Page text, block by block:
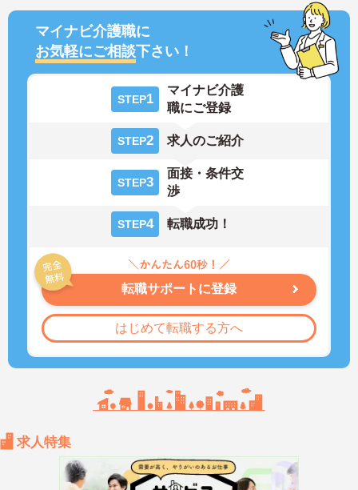
マイナビ介護職に
お気軽にご相談下さい！
STEP1
マイナビ介護
職にご登録
STEP2 求人のご紹介
STEP3
面接・条件交
渉
STEP4 転職成功！
転職サポートに登録
はじめて転職する方へ
求人特集